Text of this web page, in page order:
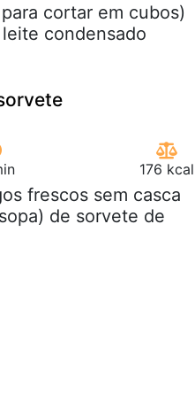
cortar em cubos)
condensado
176 kcal
frescos sem casca
de sorvete de